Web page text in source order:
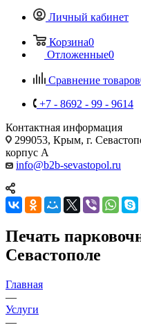
Личный кабинет
Корзина0
Отложенные0
Сравнение товаров
+7 - 8692 - 99 - 9614
Контактная информация
299053, Крым, г.
корпус А
info@b2b-sevastopol.ru
Печать
Севастополе
Главная
—
Услуги
—